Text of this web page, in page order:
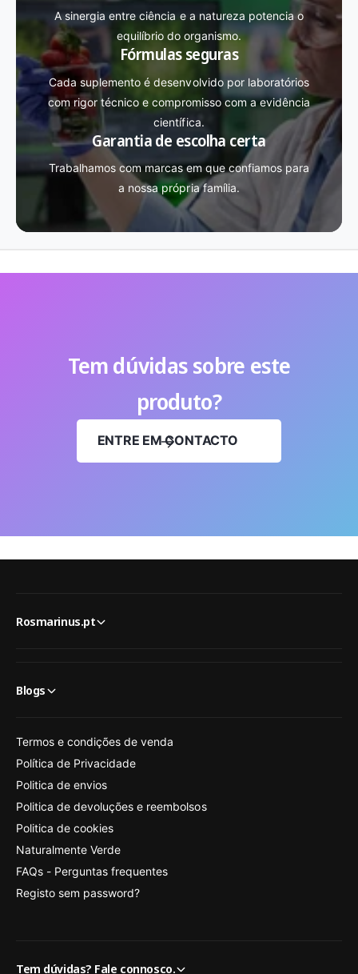
A sinergia entre ciência e a natureza potencia o
equilíbrio do organismo.
Fórmulas seguras
Cada suplemento é desenvolvido por laboratórios
com rigor técnico e compromisso com a evidência
científica.
Garantia de escolha certa
Trabalhamos com marcas em que confiamos para
a nossa própria família.
Tem dúvidas sobre este
produto?
ENTRE EM CONTACTO
Rosmarinus.pt
Blogs
Termos e condições de venda
Política de Privacidade
Politica de envios
Politica de devoluções e reembolsos
Politica de cookies
Naturalmente Verde
FAQs - Perguntas frequentes
Registo sem password?
Tem dúvidas? Fale connosco.